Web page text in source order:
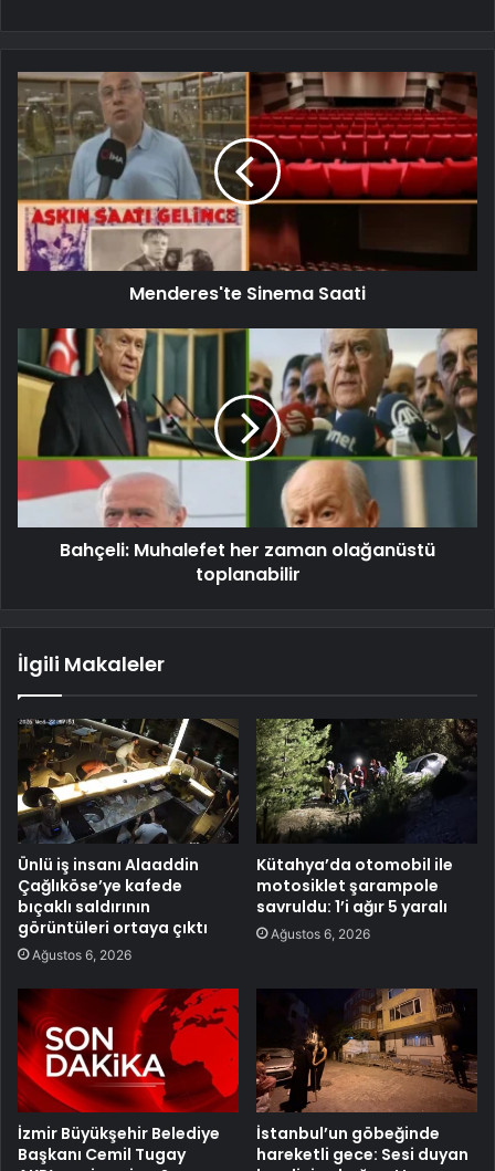
Menderes'te Sinema Saati
Bahçeli: Muhalefet her zaman olağanüstü
toplanabilir
İlgili Makaleler
Ünlü iş insanı Alaaddin
Çağlıköse’ye kafede
bıçaklı saldırının
görüntüleri ortaya çıktı
Ağustos 6, 2026
Kütahya’da otomobil ile
motosiklet şarampole
savruldu: 1’i ağır 5 yaralı
Ağustos 6, 2026
İzmir Büyükşehir Belediye
Başkanı Cemil Tugay
İstanbul’un göbeğinde
hareketli gece: Sesi duyan